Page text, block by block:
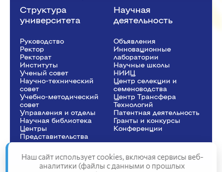
Структура
университета
Руководство
Ректор
Рeкторат
Институты
Ученый совет
Научно-технический
совет
Учебно-методический
совет
Управления и отделы
Научная библиотека
Центры
Представительства
Научная
деятельность
Объявления
Инновационные
лаборатории
Научные школы
НИИЦ
Центр селекции и
семеноводства
Центр Трансфера
Технологий
Патентная деятельность
Гранты и конкурсы
Конференции
Наш сайт использует cookies, включая сервисы веб-
аналитики (файлы с данными о прошлых